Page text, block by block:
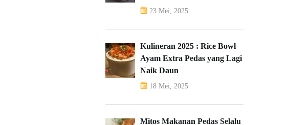
23 Mei, 2025
Kulineran 2025 : Rice Bowl
Ayam Extra Pedas yang Lagi
Naik Daun
18 Mei, 2025
Mitos Makanan Pedas Selalu